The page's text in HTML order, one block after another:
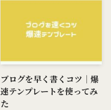
ブログを早く書くコツ｜爆
速テンプレートを使ってみ
た